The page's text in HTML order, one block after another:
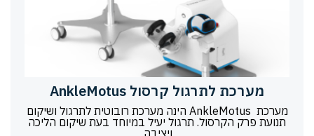
מערכת לתרגול קרסול AnkleMotus
מערכת AnkleMotus הינה מערכת רובוטית לתרגול ושיקום
תנועת פרק הקרסול. תרגול יעיל במיוחד בעת שיקום הליכה